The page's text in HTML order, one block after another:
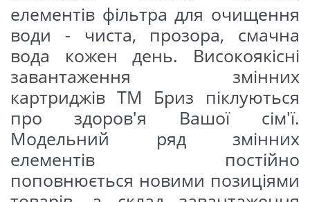
I ступінь – фільтруючою
речовиною картриджа служить
спінений поліпропілен із
щільністю волокон 5 мкм
(видаляє осад, зважені частинки
та механічні забруднення);
II ступінь - фільтруючою
речовиною картриджа служить
гранульоване активоване
елементів фільтра для очищення
води - чиста, прозора, смачна
вода кожен день. Високоякісні
завантаження змінних
картриджів ТМ Бриз піклуються
про здоров'я Вашої сім'ї.
Модельний ряд змінних
елементів постійно
поповнюється новими позиціями